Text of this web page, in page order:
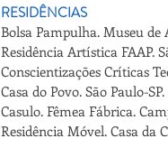
RESIDÊNCIAS
Bolsa Pampulha. Museu
Residência Artística FAAP.
Conscientizações Críticas
Casa do Povo. São Paulo-SP.
Casulo. Fêmea Fábrica.
Residência Móvel. Casa da